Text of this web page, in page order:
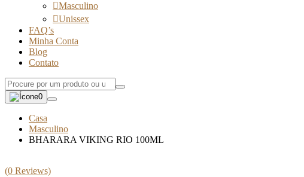
Masculino
Unissex
FAQ’s
Minha Conta
Blog
Contato
0
Casa
Masculino
BHARARA VIKING RIO 100ML
(0 Reviews)